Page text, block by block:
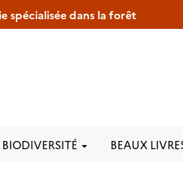
spécialisée dans la forêt
BIODIVERSITÉ BEAUX